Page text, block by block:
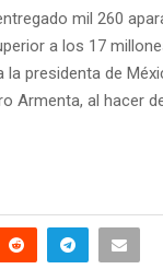
mil 260
a los 17
presidenta de
Armenta, al hacer